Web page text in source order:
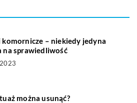
komornicze – niekiedy jedyna
na sprawiedliwość
można usunąć?